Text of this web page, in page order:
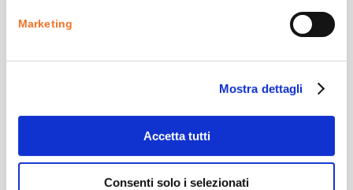
Marketing
Mostra dettagli
Accetta tutti
Consenti solo i selezionati
Vendite
Aggiornamento massivo prezzi